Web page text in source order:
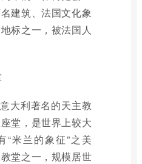
建筑、法国文化象
标之一，被法国人
大利著名的天主教
堂，是世界上较大
“米兰的象征”之美
堂之一，规模居世